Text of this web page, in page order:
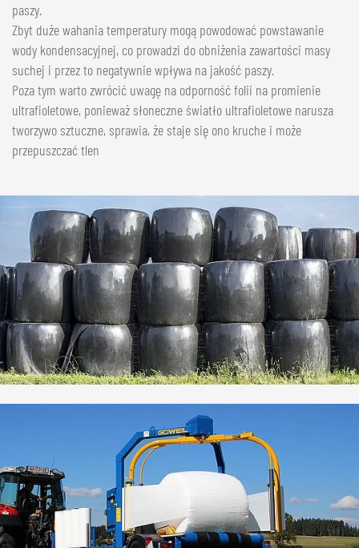
paszy.
Zbyt duże wahania temperatury mogą powodować powstawanie
wody kondensacyjnej, co prowadzi do obniżenia zawartości masy
suchej i przez to negatywnie wpływa na jakość paszy.
Poza tym warto zwrócić uwagę na odporność folii na promienie
ultrafioletowe, ponieważ słoneczne światło ultrafioletowe narusza
tworzywo sztuczne, sprawia, że staje się ono kruche i może
przepuszczać tlen